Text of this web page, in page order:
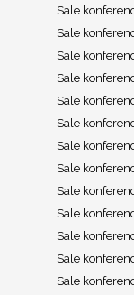
Sale
Sale
Sale
Sale
Sale
Sale
Sale
Sale
Sale
Sale
Sale
Sale
Sale